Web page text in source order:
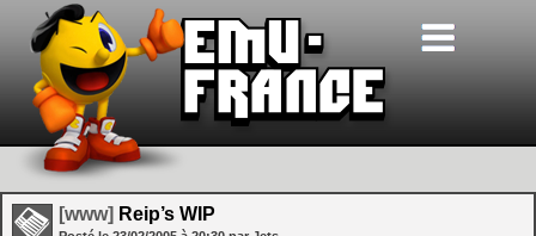
[www] Reip’s WIP